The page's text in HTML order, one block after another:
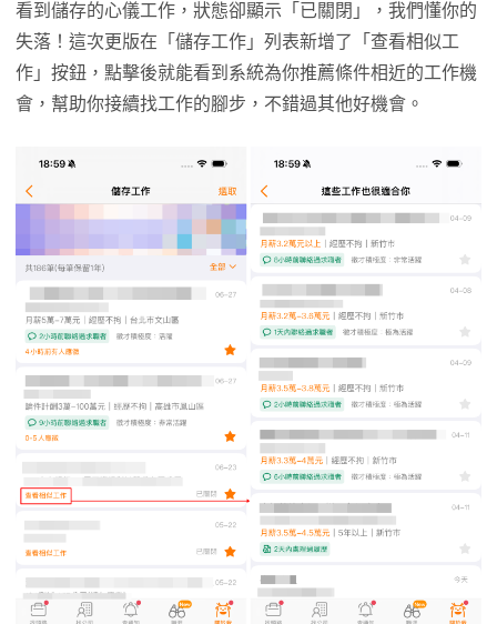
看到儲存的心儀工作，狀態卻顯示「已關閉」，我們懂你的
失落！這次更版在「儲存工作」列表新增了「查看相似工
作」按鈕，點擊後就能看到系統為你推薦條件相近的工作機
會，幫助你接續找工作的腳步，不錯過其他好機會。